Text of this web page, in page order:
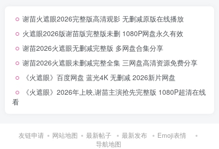
谢苗火遮眼2026完整版高清观影 无删减原版在线播放
火遮眼2026版谢苗版完整版未删 1080P网盘永久有效
谢苗2026火遮眼无删减完整版 多网盘合集分享
谢苗2026火遮眼未删减完整全集 三网盘高清资源免费分享
《火遮眼》百度网盘 蓝光4K 无删减 2026新片网盘
《火遮眼》2026年上映,谢苗主演抢先完整版 1080P超清在线
看
友链申请 网站地图 最新帖子 最新发布
Emoji表情
导航地图